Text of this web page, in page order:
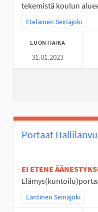
tekemistä koulun
Rajaa tulokset teeman
Eteläinen Seinäjoki
LUONTIAIKA
31.01.2023
Portaat
EI ETENE
Rajaa tulokset teeman
Läntinen Seinäjoki